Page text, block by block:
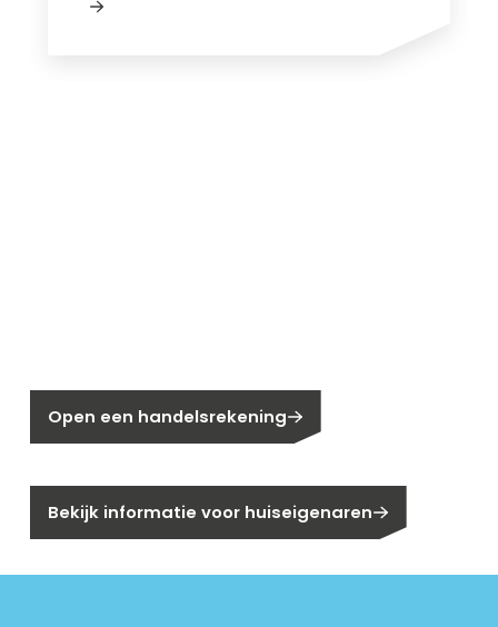
Open een handelsrekening
Bekijk informatie voor huiseigenaren